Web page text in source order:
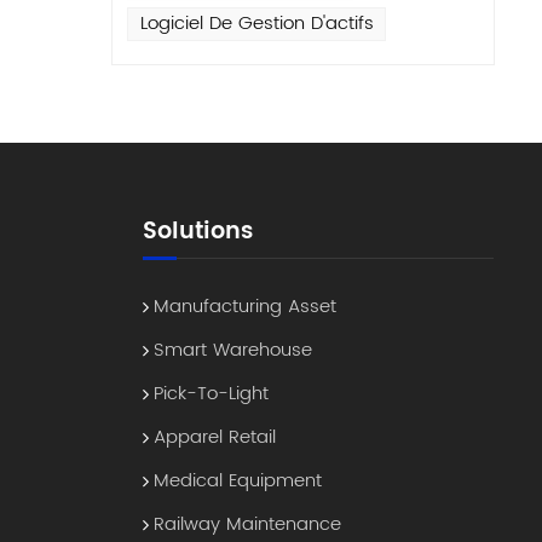
Logiciel De Gestion D'actifs
Solutions
Manufacturing Asset
Smart Warehouse
Pick-To-Light
Apparel Retail
Medical Equipment
Railway Maintenance